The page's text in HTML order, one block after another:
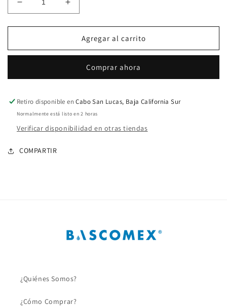
Reducir
cantidad
para
1/2
insercion
Aumentar
cantidad
para
Conector
1/2
insercion
Agregar al carrito
Comprar ahora
Retiro disponible enCabo San Lucas, Baja California Sur
Normalmente está listo en 2 horas
Verificar disponibilidad en otras tiendas
COMPARTIR
¿Quiénes Somos?
¿Cómo Comprar?